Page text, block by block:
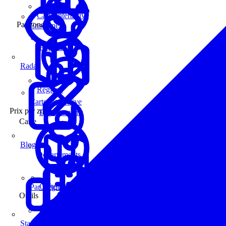
Enseignes
Carte interactive
Prix par zone
Par Région
Régions
Départements
Carte
Carte interactive
Outils
Carte interactive
Par zone
Régions
Départements
Radar
Blog
Statistiques